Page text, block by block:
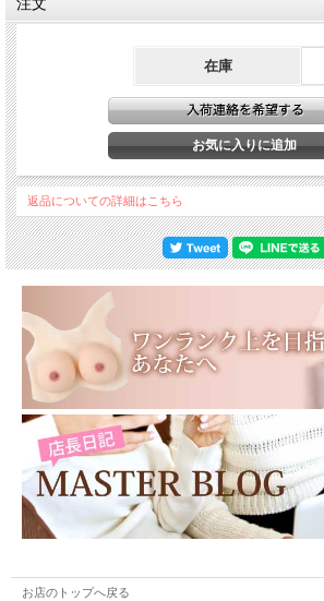
在庫
返品についての詳細はこちら
お店のトップへ戻る